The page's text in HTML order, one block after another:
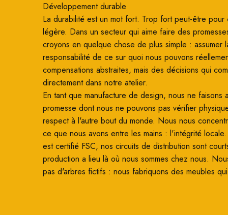
Développement durable
La durabilité est un mot fort. Trop fort peut-être pour
légère. Dans un secteur qui aime faire des
croyons en quelque chose de plus simple : assumer
responsabilité de ce sur quoi nous pouvons
compensations abstraites, mais des décisions qui
directement dans notre atelier.
En tant que manufacture de design, nous ne faisons
promesse dont nous ne pouvons pas vérifier
respect à l'autre bout du monde. Nous nous
ce que nous avons entre les mains : l'intégrité
est certifié FSC, nos circuits de distribution sont
production a lieu là où nous sommes chez nous.
pas d'arbres fictifs : nous fabriquons des meubles